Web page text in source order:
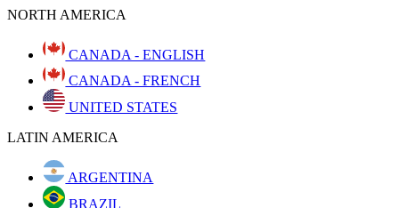
NORTH AMERICA
CANADA - ENGLISH
CANADA - FRENCH
UNITED STATES
LATIN AMERICA
ARGENTINA
BRAZIL